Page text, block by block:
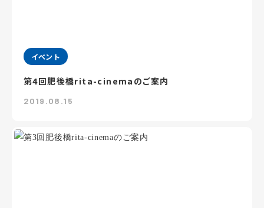
イベント
第4回肥後橋rita-cinemaのご案内
2019.08.15